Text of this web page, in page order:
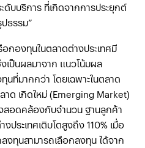
บบริการ ที่เกิดจากการประยุกต์
ธรรม”
กองทุนในตลาดต่างประเทศมี
เป็นผลมาจาก แนวโน้มผล
ที่มากกว่า โดยเฉพาะในตลาด
าด เกิดใหม่ (Emerging Market)
งสอดคล้องกับจำนวน ฐานลูกค้า
ระเทศเติบโตสูงถึง 110% เมื่อ
งทุนสามารถเลือกลงทุน ได้จาก